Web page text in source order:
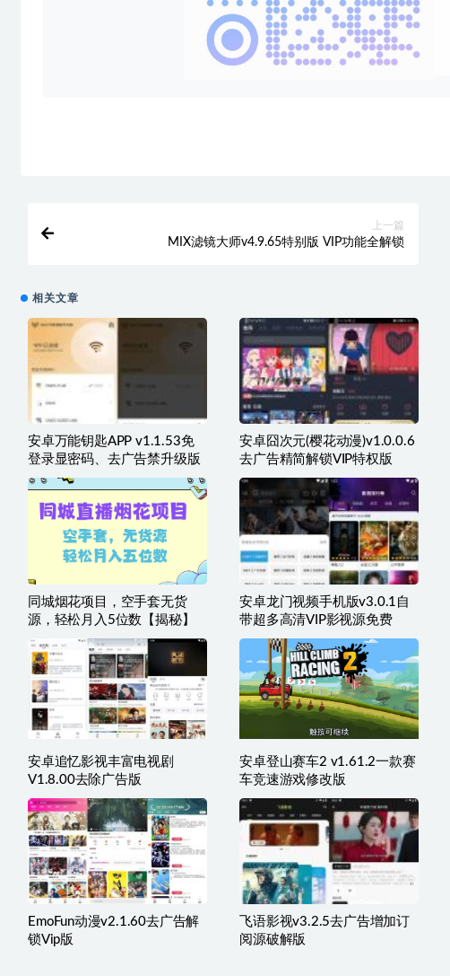
上一篇
MIX滤镜大师v4.9.65特别版 VIP功能全解锁
相关文章
安卓万能钥匙APP v1.1.53免
登录显密码、去广告禁升级版
安卓囧次元(樱花动漫)v1.0.0.6
去广告精简解锁VIP特权版
同城烟花项目，空手套无货
源，轻松月入5位数【揭秘】
安卓龙门视频手机版v3.0.1自
带超多高清VIP影视源免费
安卓追忆影视丰富电视剧
V1.8.00去除广告版
安卓登山赛车2 v1.61.2一款赛
车竞速游戏修改版
EmoFun动漫v2.1.60去广告解
锁Vip版
飞语影视v3.2.5去广告增加订
阅源破解版